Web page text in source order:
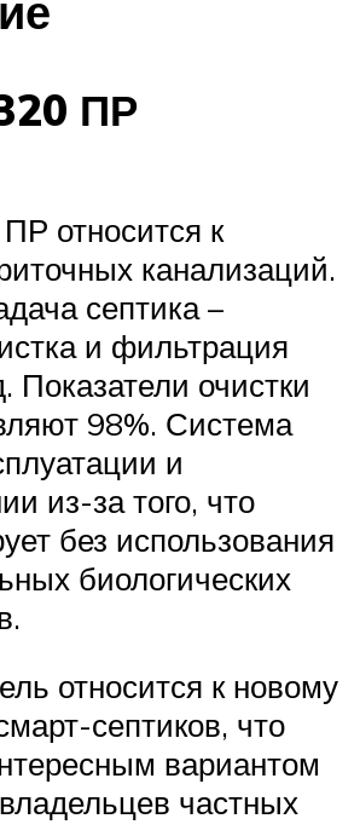
ПР
относится к
канализаций.
септика –
и фильтрация
Показатели очистки
98%. Система
и
из-за того, что
без использования
биологических
относится к новому
септиков, что
вариантом
частных